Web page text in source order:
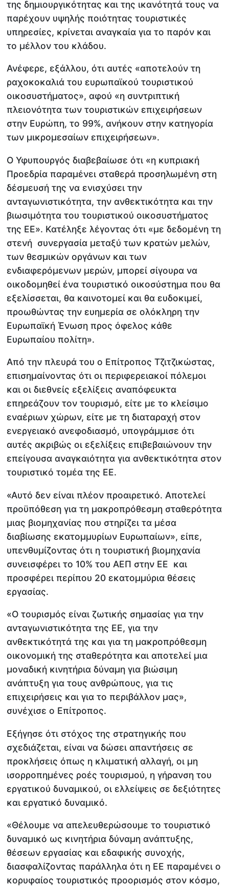
της δημιουργικότητας και της ικανότητά τους να
παρέχουν υψηλής ποιότητας τουριστικές
υπηρεσίες, κρίνεται αναγκαία για το παρόν και
το μέλλον του κλάδου.
Ανέφερε, εξάλλου, ότι αυτές «αποτελούν τη
ραχοκοκαλιά του ευρωπαϊκού τουριστικού
οικοσυστήματος», αφού «η συντριπτική
πλειονότητα των τουριστικών επιχειρήσεων
στην Ευρώπη, το 99%, ανήκουν στην κατηγορία
των μικρομεσαίων επιχειρήσεων».
Ο Υφυπουργός διαβεβαίωσε ότι «η κυπριακή
Προεδρία παραμένει σταθερά προσηλωμένη στη
δέσμευσή της να ενισχύσει την
ανταγωνιστικότητα, την ανθεκτικότητα και την
βιωσιμότητα του τουριστικού οικοσυστήματος
της ΕΕ». Κατέληξε λέγοντας ότι «με δεδομένη τη
στενή συνεργασία μεταξύ των κρατών μελών,
των θεσμικών οργάνων και των
ενδιαφερόμενων μερών, μπορεί σίγουρα να
οικοδομηθεί ένα τουριστικό οικοσύστημα που θα
εξελίσσεται, θα καινοτομεί και θα ευδοκιμεί,
προωθώντας την ευημερία σε ολόκληρη την
Ευρωπαϊκή Ένωση προς όφελος κάθε
Ευρωπαίου πολίτη».
Από την πλευρά του ο Επίτροπος Τζιτζικώστας,
επισημαίνοντας ότι οι περιφερειακοί πόλεμοι
και οι διεθνείς εξελίξεις αναπόφευκτα
επηρεάζουν τον τουρισμό, είτε με το κλείσιμο
εναέριων χώρων, είτε με τη διαταραχή στον
ενεργειακό ανεφοδιασμό, υπογράμμισε ότι
αυτές ακριβώς οι εξελίξεις επιβεβαιώνουν την
επείγουσα αναγκαιότητα για ανθεκτικότητα στον
τουριστικό τομέα της ΕΕ.
«Αυτό δεν είναι πλέον προαιρετικό. Αποτελεί
προϋπόθεση για τη μακροπρόθεσμη σταθερότητα
μιας βιομηχανίας που στηρίζει τα μέσα
διαβίωσης εκατομμυρίων Ευρωπαίων», είπε,
υπενθυμίζοντας ότι η τουριστική βιομηχανία
συνεισφέρει το 10% του ΑΕΠ στην ΕΕ και
προσφέρει περίπου 20 εκατομμύρια θέσεις
εργασίας.
«Ο τουρισμός είναι ζωτικής σημασίας για την
ανταγωνιστικότητα της ΕΕ, για την
ανθεκτικότητά της και για τη μακροπρόθεσμη
οικονομική της σταθερότητα και αποτελεί μια
μοναδική κινητήρια δύναμη για βιώσιμη
ανάπτυξη για τους ανθρώπους, για τις
επιχειρήσεις και για το περιβάλλον μας»,
συνέχισε ο Επίτροπος.
Εξήγησε ότι στόχος της στρατηγικής που
σχεδιάζεται, είναι να δώσει απαντήσεις σε
προκλήσεις όπως η κλιματική αλλαγή, οι μη
ισορροπημένες ροές τουρισμού, η γήρανση του
εργατικού δυναμικού, οι ελλείψεις σε δεξιότητες
και εργατικό δυναμικό.
«Θέλουμε να απελευθερώσουμε το τουριστικό
δυναμικό ως κινητήρια δύναμη ανάπτυξης,
θέσεων εργασίας και εδαφικής συνοχής,
διασφαλίζοντας παράλληλα ότι η ΕΕ παραμένει ο
κορυφαίος τουριστικός προορισμός στον κόσμο,